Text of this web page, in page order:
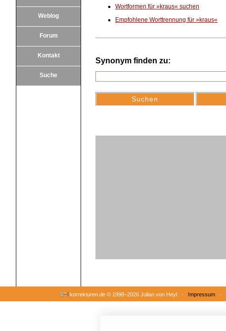
Weblog
Forum
Kontakt
Suche
Wortformen für »kraus« suchen
Empfohlene Worttrennung für »kraus«
Synonym finden zu:
korrekturen.de © 1998–2026 Julian von Heyl · Impressum ·